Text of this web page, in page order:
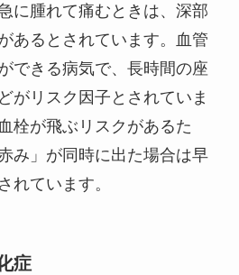
に腫れて痛むときは、深部
あるとされています。血管
できる病気で、長時間の座
がリスク因子とされていま
栓が飛ぶリスクがあるた
み」が同時に出た場合は早
れています。
症